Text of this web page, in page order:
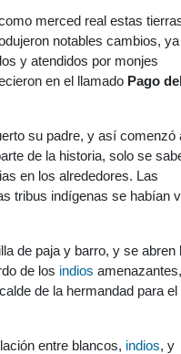
merced real estas
notables cambios,
y atendidos por monjes
en el llamado Pago
su padre, y así comenzó
de la historia, solo se
en los alrededores. Las
tribus indígenas se habían
de paja y barro, y se abren
de los indios
de la hermandad para el
entre blancos, indios, y